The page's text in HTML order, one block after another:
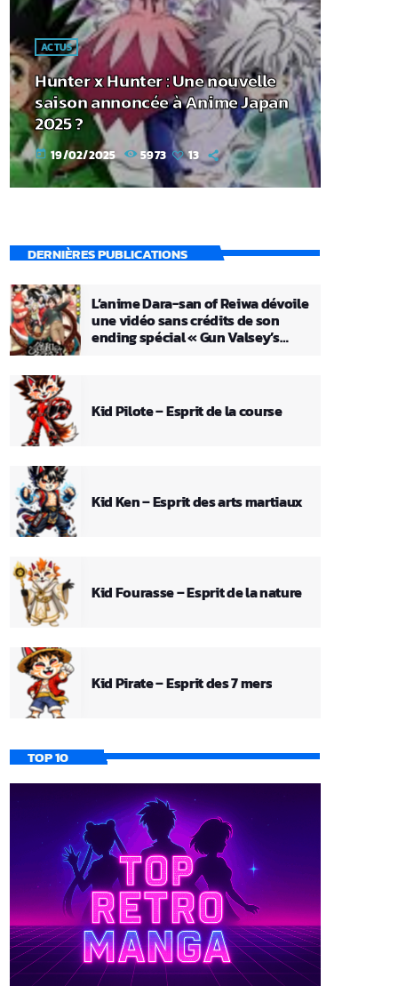
ACTUS
Hunter x Hunter : Une nouvelle
saison annoncée à Anime Japan
2025 ?
today 19/02/2025 5973 13
DERNIÈRES PUBLICATIONS
L’anime Dara-san of Reiwa dévoile
une vidéo sans crédits de son
ending spécial « Gun Valsey’s
Kid Pilote – Esprit de la course
Kid Ken – Esprit des arts martiaux
Kid Fourasse – Esprit de la nature
Kid Pirate – Esprit des 7 mers
TOP 10